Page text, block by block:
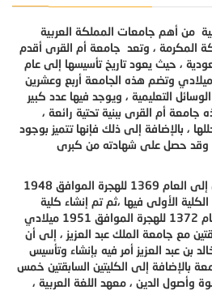
من أهم جامعات المملكة العربية
المكرمة ، وتعد جامعة أم القرى أقدم
، حيث يعود تاريخ تأسيسها إلى عام
1355 هجري الموافق 1936 ميلادي وتضم هذه الجامعة أربع وعشرين
التعليمية ، ويوجد فيها عدد كبير
جامعة أم القرى ببنية تحتية رائعة ،
، بالإضافة إلى ذلك فإنها تتميز بوجود
وقد حصل على شهادته من كبرى
إلى العام 1369 للهجرة الموافق 1948
الأولى فيها ،ثم تم إنشاء كلية
مع جامعة الملك عبد العزيز ، إلى أن
عبد العزيز أمر فيه بإنشاء وتأسيس
بالإضافة إلى الكليتين السابقتين خمس
وأصول الدين ، معهد اللغة العربية ،